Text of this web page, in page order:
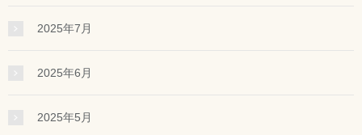
2025年7月
2025年6月
2025年5月